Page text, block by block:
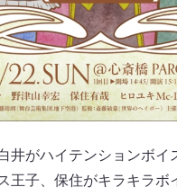
井がハイテンションボイ
王子、保住がキラキラボ